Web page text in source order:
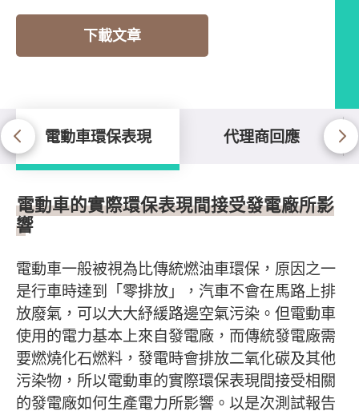
下載文章
電動車環保表現 代理商回應
電動車環保表現
電動車的實際環保表現間接受發電廠所影
響
電動車一般被視為比傳統燃油車環保，原因之一
是行車時達到「零排放」，汽車不會在馬路上排
放廢氣，可以大大紓緩路邊空氣污染。但電動車
使用的電力基本上來自發電廠，而傳統發電廠需
要燃燒化石燃料，發電時會排放二氧化碳及其他
污染物，所以電動車的實際環保表現間接受相關
的發電廠如何生產電力所影響。以是次測試報告